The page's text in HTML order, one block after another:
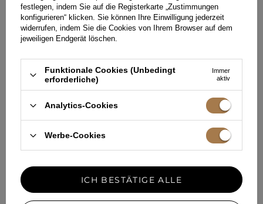
HINTERLASSEN SIE IHR FEEDBACK
TEILEN SIE IHRE MEINUNG
MIT ANDEREN
Jede Meinung hilft anderen Kundinnen bei der Auswahl.
Wenn Sie dieses Modell getragen haben, teilen Sie bitte Ihre
Eindrücke mit - jedes Detail zähltal.
IHRE MEINUNG HINZUFÜGEN
Für Ihre Bewertung erhalten Sie15 Pkt.
festlegen, indem Sie auf die Registerkarte „Zustimmungen
konfigurieren“ klicken. Sie können Ihre Einwilligung jederzeit
widerrufen, indem Sie die Cookies von Ihrem Browser auf dem
jeweiligen Endgerät löschen.
Funktionale Cookies (Unbedingt
erforderliche)
Immer
aktiv
Analytics-Cookies
Werbe-Cookies
ICH BESTÄTIGE ALLE